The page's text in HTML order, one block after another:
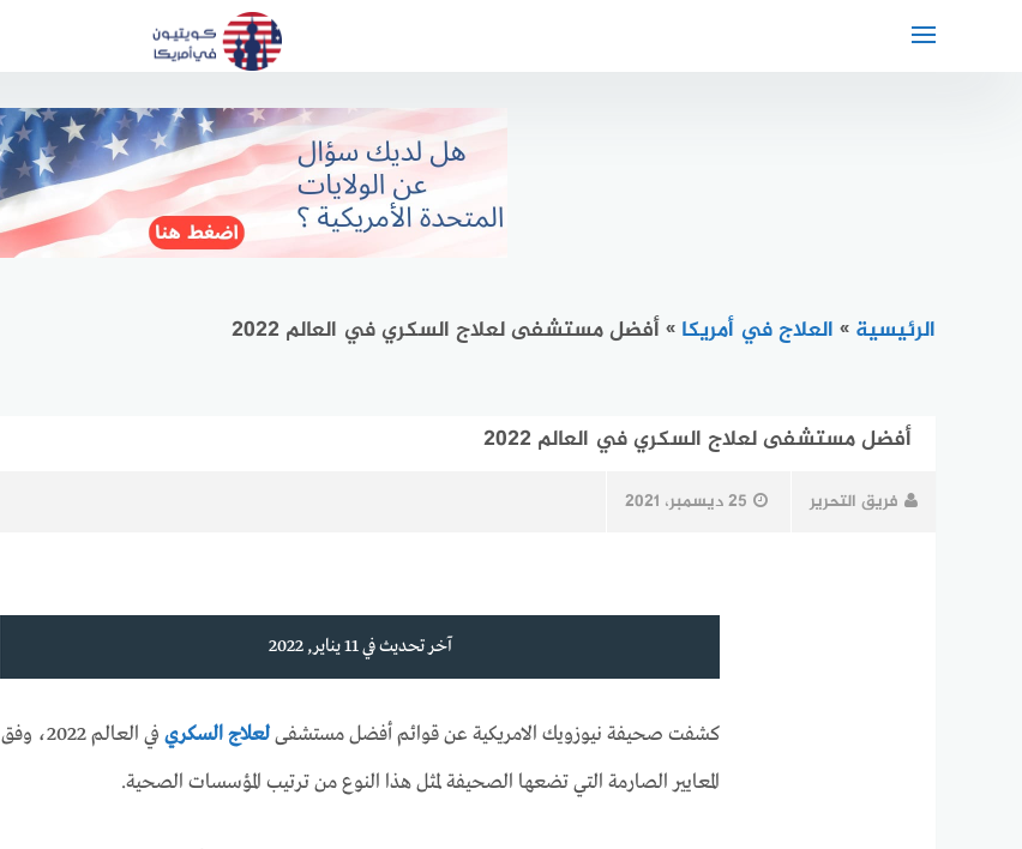
الرئيسية » العلاج في أمريكا »أفضل مستشفى لعلاج السكري في العالم 2022
أفضل مستشفى لعلاج السكري في العالم 2022
فريق التحرير 25 ديسمبر، 2021
آخر تحديث في 11 يناير, 2022
كشفت صحيفة نيوزويك الامريكية عن قوائم أفضل مستشفىلعلاج السكري
في العالم 2022، وفق
المعايير الصارمة التي تضعها الصحيفة لمثل هذا النوع من ترتيب المؤسسات الصحية.